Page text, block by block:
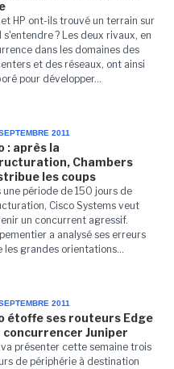
et HP ont-ils trouvé un terrain sur
s'entendre ? Les deux rivaux, en
dans les domaines des
et des réseaux, ont ainsi
pour développer...
2011
: après la
Chambers
les coups
une période de 150 jours de
Cisco Systems veut
un concurrent agressif.
a analysé ses erreurs
les grandes orientations...
2011
étoffe ses routeurs Edge
concurrencer Juniper
va présenter cette semaine trois
de périphérie à destination